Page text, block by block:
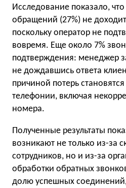
Исследование показало, что
обращений (27%) не
поскольку оператор не
вовремя. Еще около 7%
подтверждения: менеджер
не дождавшись ответа
причиной потерь
телефонии, включая
номера.
Полученные результаты
возникают не только из-за
сотрудников, но и из-за
обработки обратных
долю успешных